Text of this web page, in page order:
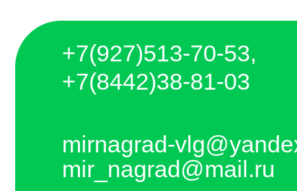
Отправляем каждый день. Оплата любым
удобным способом, от налички до
выставления счёта и перевода на карту.
чат telegram
чат whatsapp
mirnagrad-vlg@yandex.ru
mir_nagrad@mail.ru